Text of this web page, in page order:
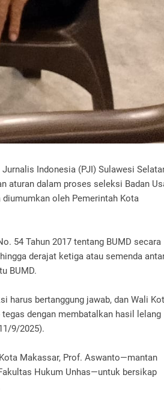
Indonesia (PJI) Sulawesi
aturan dalam proses seleksi Badan
oleh Pemerintah Kota
54 Tahun 2017 tentang BUMD secara
derajat ketiga atau semenda
BUMD.
harus bertanggung jawab, dan Wali
dengan membatalkan hasil lelang
9/2025).
Makassar, Prof. Aswanto—mantan
Hukum Unhas—untuk bersikap